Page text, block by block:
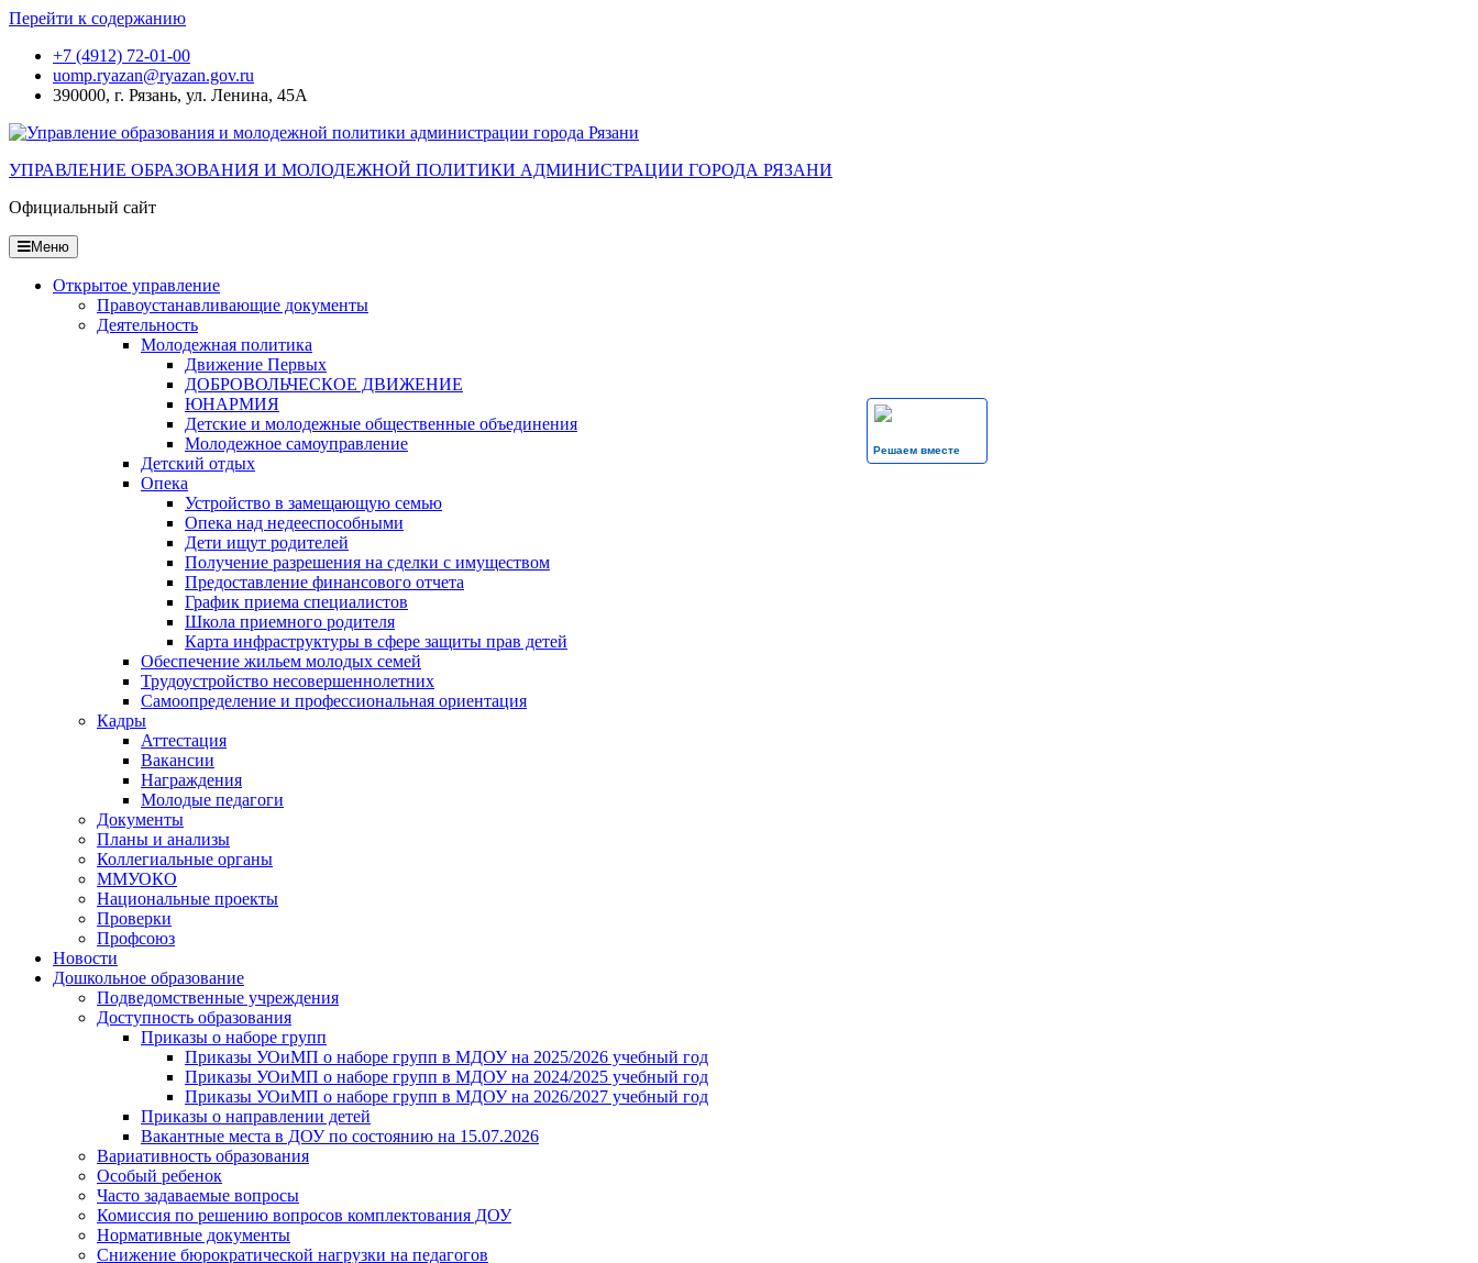
Перейти к содержанию
+7 (4912) 72-01-00
uomp.ryazan@ryazan.gov.ru
390000, г. Рязань, ул. Ленина, 45А
Решаем вместе
УПРАВЛЕНИЕ ОБРАЗОВАНИЯ И МОЛОДЕЖНОЙ ПОЛИТИКИ АДМИНИСТРАЦИИ ГОРОДА РЯЗАНИ
Официальный сайт
Меню
Открытое управление
Правоустанавливающие документы
Деятельность
Молодежная политика
Движение Первых
ДОБРОВОЛЬЧЕСКОЕ ДВИЖЕНИЕ
ЮНАРМИЯ
Детские и молодежные общественные объединения
Молодежное самоуправление
Детский отдых
Опека
Устройство в замещающую семью
Опека над недееспособными
Дети ищут родителей
Получение разрешения на сделки с имуществом
Предоставление финансового отчета
График приема специалистов
Школа приемного родителя
Карта инфраструктуры в сфере защиты прав детей
Обеспечение жильем молодых семей
Трудоустройство несовершеннолетних
Самоопределение и профессиональная ориентация
Кадры
Аттестация
Вакансии
Награждения
Молодые педагоги
Документы
Планы и анализы
Коллегиальные органы
ММУОКО
Национальные проекты
Проверки
Профсоюз
Новости
Дошкольное образование
Подведомственные учреждения
Доступность образования
Приказы о наборе групп
Приказы УОиМП о наборе групп в МДОУ на 2025/2026 учебный год
Приказы УОиМП о наборе групп в МДОУ на 2024/2025 учебный год
Приказы УОиМП о наборе групп в МДОУ на 2026/2027 учебный год
Приказы о направлении детей
Вакантные места в ДОУ по состоянию на 15.07.2026
Вариативность образования
Особый ребенок
Часто задаваемые вопросы
Комиссия по решению вопросов комплектования ДОУ
Нормативные документы
Снижение бюрократической нагрузки на педагогов